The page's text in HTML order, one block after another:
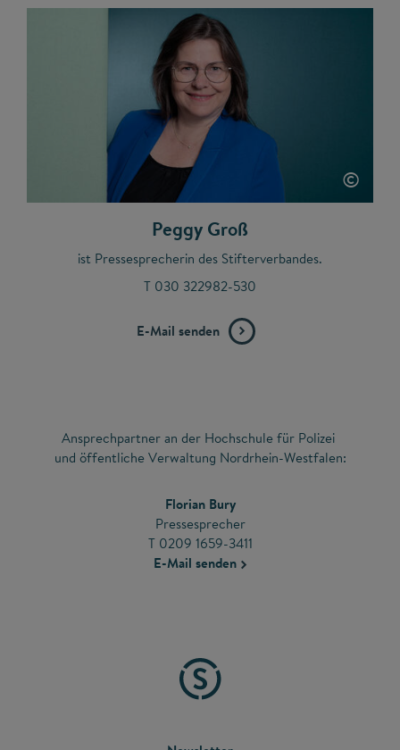
©
Peggy Groß
ist Pressesprecherin des Stifterverbandes.
T 030 322982-530
E-Mail senden
Ansprechpartner an der Hochschule für Polizei
und öffentliche Verwaltung Nordrhein-Westfalen:
Florian Bury
Pressesprecher
T 0209 1659-3411
E-Mail senden